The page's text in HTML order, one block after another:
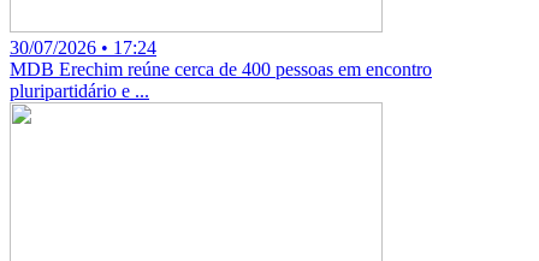
30/07/2026 • 17:24
MDB Erechim reúne cerca de 400 pessoas em encontro
pluripartidário e ...